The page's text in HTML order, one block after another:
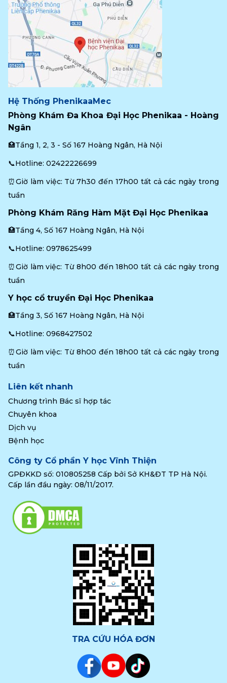
Hệ Thống PhenikaaMec
Phòng Khám Đa Khoa Đại Học Phenikaa - Hoàng
Ngân
🏥Tầng 1, 2, 3 - Số 167 Hoàng Ngân, Hà Nội
📞Hotline: 02422226699
⏰Giờ làm việc: Từ 7h30 đến 17h00 tất cả các ngày trong
tuần
Phòng Khám Răng Hàm Mặt Đại Học Phenikaa
🏥Tầng 4, Số 167 Hoàng Ngân, Hà Nội
📞Hotline: 0978625499
⏰Giờ làm việc: Từ 8h00 đến 18h00 tất cả các ngày trong
tuần
Y học cổ truyền Đại Học Phenikaa
🏥Tầng 3, Số 167 Hoàng Ngân, Hà Nội
📞Hotline: 0968427502
⏰Giờ làm việc: Từ 8h00 đến 18h00 tất cả các ngày trong
tuần
Liên kết nhanh
Chương trình Bác sĩ hợp tác
Chuyên khoa
Dịch vụ
Bệnh học
Công ty Cổ phần Y học Vĩnh Thiện
GPĐKKD số: 010805258 Cấp bởi Sở KH&ĐT TP Hà Nội.
Cấp lần đầu ngày: 08/11/2017.
TRA CỨU HÓA ĐƠN